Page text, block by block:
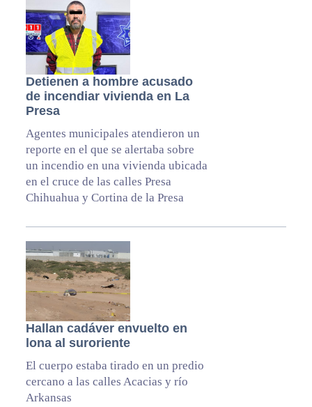
Detienen a hombre acusado
de incendiar vivienda en La
Presa
Agentes municipales atendieron un
reporte en el que se alertaba sobre
un incendio en una vivienda ubicada
en el cruce de las calles Presa
Chihuahua y Cortina de la Presa
Hallan cadáver envuelto en
lona al suroriente
El cuerpo estaba tirado en un predio
cercano a las calles Acacias y río
Arkansas